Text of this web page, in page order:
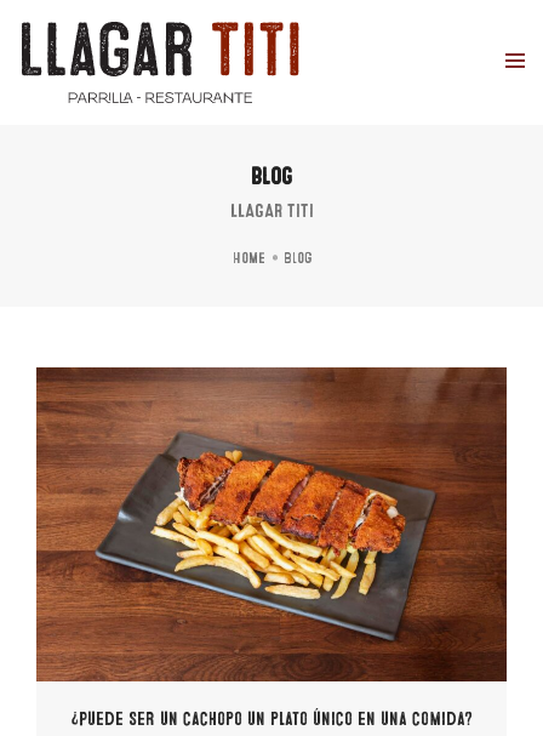
BLOG
LLAGAR TITI
Home Blog
¿Puede ser un cachopo un plato único en una comida?